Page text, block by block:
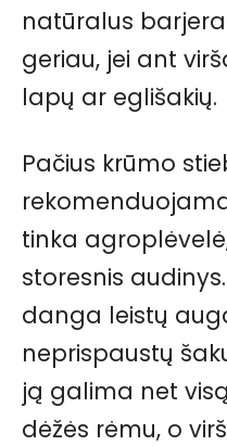
natūralus
geriau, jei ant
lapų ar eglišakių.
Pačius krūmo
tinka
storesnis
danga leistų
neprispaustų
ją galima net
dėžės rėmu, o